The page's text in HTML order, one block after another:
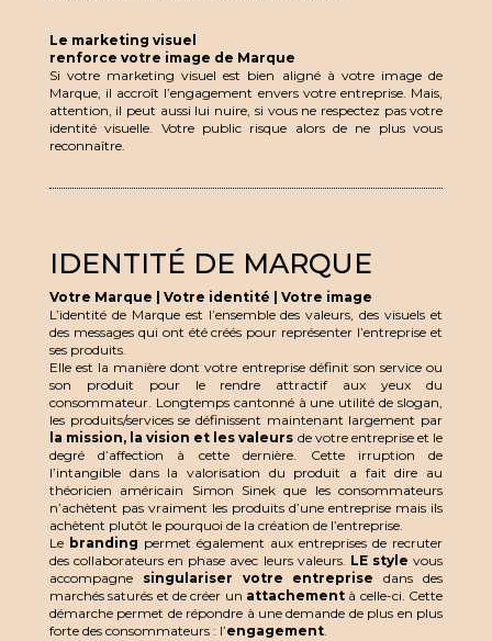
Le marketing visuel
renforce votre image de Marque
Si votre marketing visuel est bien aligné à votre image de
Marque, il accroît l’engagement envers votre entreprise. Mais,
attention, il peut aussi lui nuire, si vous ne respectez pas votre
identité visuelle. Votre public risque alors de ne plus vous
reconnaître.
IDENTITÉ DE MARQUE
Votre Marque | Votre identité | Votre image
L’identité de Marque est l’ensemble des valeurs, des visuels et
des messages qui ont été créés pour représenter l’entreprise et
ses produits.
Elle est la manière dont votre entreprise définit son service ou
son produit pour le rendre attractif aux yeux du
consommateur. Longtemps cantonné à une utilité de slogan,
les produits/services se définissent maintenant largement par
la mission, la vision et les valeurs de votre entreprise et le
degré d’affection à cette dernière. Cette irruption de
l’intangible dans la valorisation du produit a fait dire au
théoricien américain Simon Sinek que les consommateurs
n’achètent pas vraiment les produits d’une entreprise mais ils
achètent plutôt le pourquoi de la création de l’entreprise.
Le branding permet également aux entreprises de recruter
des collaborateurs en phase avec leurs valeurs. LE style vous
accompagne singulariser votre entreprise dans des
marchés saturés et de créer un attachement à celle-ci. Cette
démarche permet de répondre à une demande de plus en plus
forte des consommateurs : l’engagement.